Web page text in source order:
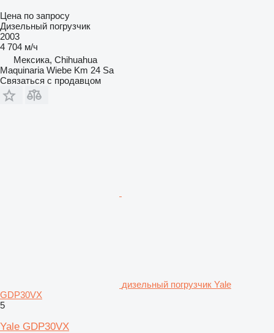
Цена по запросу
Дизельный погрузчик
2003
4 704 м/ч
Мексика, Chihuahua
Maquinaria Wiebe Km 24 Sa
Связаться с продавцом
дизельный погрузчик Yale
GDP30VX
5
Yale GDP30VX